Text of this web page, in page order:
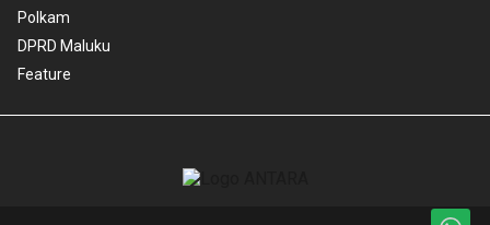
Polkam
DPRD Maluku
Feature